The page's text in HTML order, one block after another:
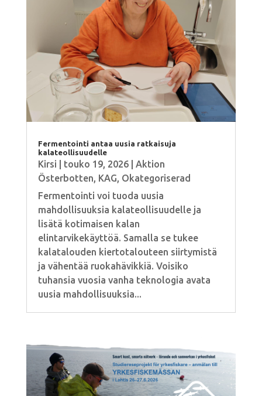
Fermentointi antaa uusia ratkaisuja
kalateollisuudelle
Kirsi touko 19, 2026| Aktion
Österbotten KAG Okategoriserad
Fermentointi voi tuoda uusia
mahdollisuuksia kalateollisuudelle ja
lisätä kotimaisen kalan
elintarvikekäyttöä. Samalla se tukee
kalatalouden kiertotalouteen siirtymistä
ja vähentää ruokahävikkiä. Voisiko
tuhansia vuosia vanha teknologia avata
uusia mahdollisuuksia...